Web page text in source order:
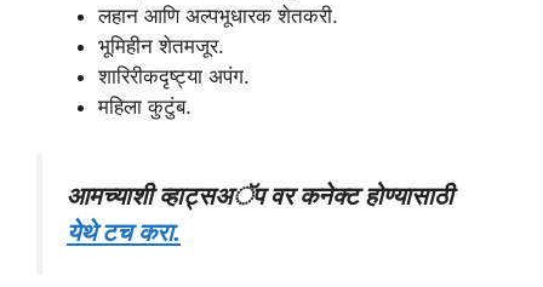
लहान आणि अल्पभूधारक शेतकरी.
भूमिहीन शेतमजूर.
शारिरीकदृष्ट्या अपंग.
महिला कुटुंब.
आमच्याशी व्हाट्सअॅप वर कनेक्ट होण्यासाठी
येथे टच करा.